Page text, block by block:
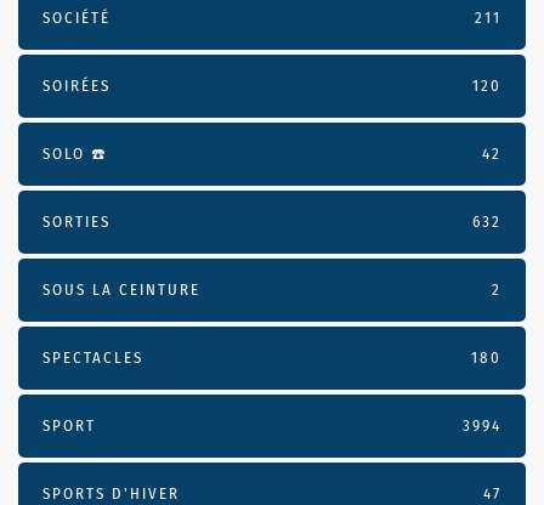
SOCIÉTÉ 211
SOIRÉES 120
SOLO ☎️ 42
SORTIES 632
SOUS LA CEINTURE 2
SPECTACLES 180
SPORT 3994
SPORTS D'HIVER 47